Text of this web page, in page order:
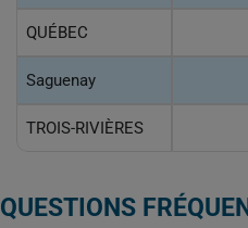
QUÉBEC
Saguenay
TROIS-RIVIÈRES
QUESTIONS